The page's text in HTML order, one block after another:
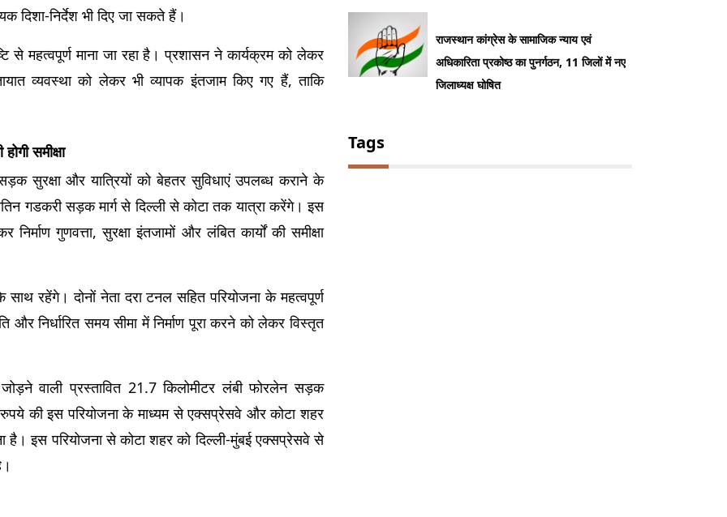
दिशा-निर्देश भी दिए जा सकते हैं।
से महत्वपूर्ण माना जा रहा है। प्रशासन ने कार्यक्रम को लेकर
व्यवस्था को लेकर भी व्यापक इंतजाम किए गए हैं, ताकि
समीक्षा
सुरक्षा और यात्रियों को बेहतर सुविधाएं उपलब्ध कराने के
गडकरी सड़क मार्ग से दिल्ली से कोटा तक यात्रा करेंगे। इस
गुणवत्ता, सुरक्षा इंतजामों और लंबित कार्यों की समीक्षा
रहेंगे। दोनों नेता दरा टनल सहित परियोजना के महत्वपूर्ण
और निर्धारित समय सीमा में निर्माण पूरा करने को लेकर विस्तृत
वाली प्रस्तावित 21.7 किलोमीटर लंबी फोरलेन सड़क
रुपये की इस परियोजना के माध्यम से एक्सप्रेसवे और कोटा शहर
इस परियोजना से कोटा शहर को दिल्ली-मुंबई एक्सप्रेसवे से
राजस्थान कांग्रेस के सामाजिक न्याय एवं
अधिकारिता प्रकोष्ठ का पुनर्गठन, 11 जिलों में नए
जिलाध्यक्ष घोषित
Tags